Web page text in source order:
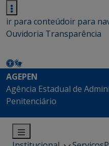
ir para conteúdoir para
Ouvidoria Transparência
AGEPEN
Agência Estadual de
Penitenciário